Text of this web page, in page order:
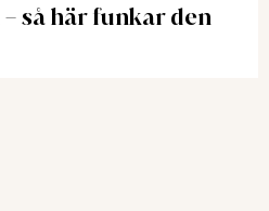
så här funkar den